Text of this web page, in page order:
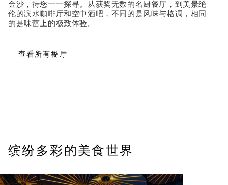
金沙，待您一一探寻。从获奖无数的名厨餐厅，到美景绝
伦的滨水咖啡厅和空中酒吧，不同的是风味与格调，相同
的是味蕾上的极致体验。
查看所有餐厅
缤纷多彩的美食世界